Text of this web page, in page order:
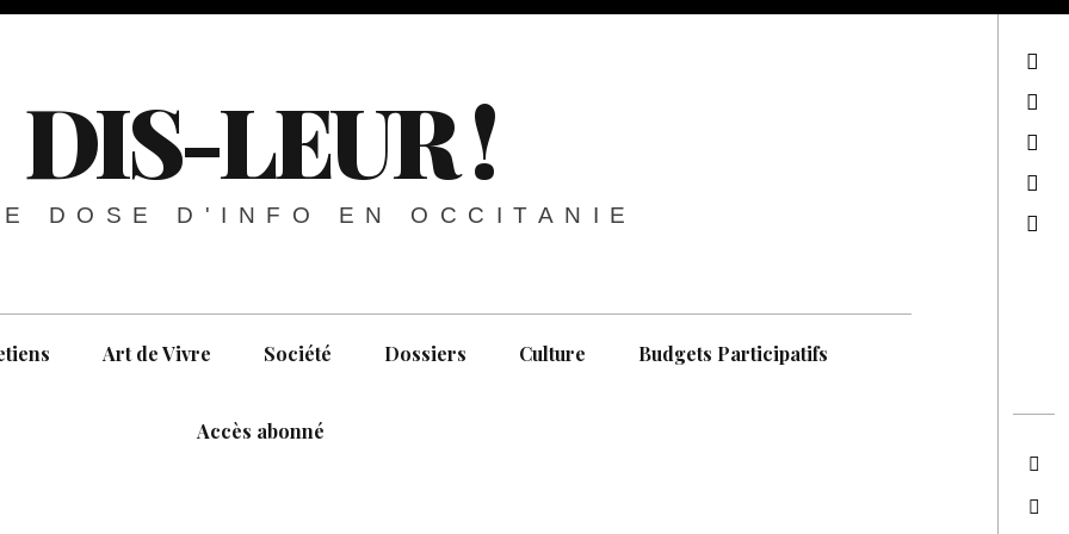
DIS-LEUR !
DOSE D'INFO EN OCCITANIE
Art de Vivre Société Dossiers Culture Budgets Participatifs
Accès abonné